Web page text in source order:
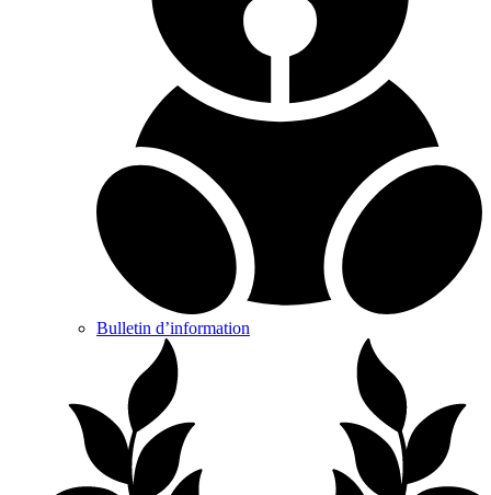
Bulletin d’information